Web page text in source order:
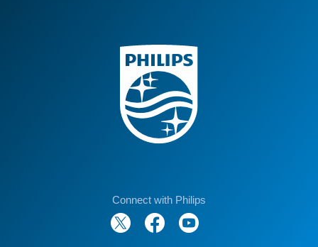
Connect with Philips